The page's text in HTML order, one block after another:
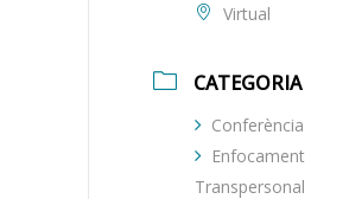
Virtual
CATEGORIA
Conferència
Enfocament
Transpersonal